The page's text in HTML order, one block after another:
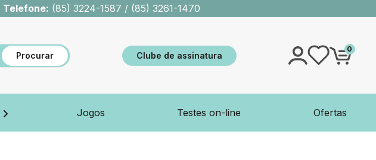
Telefone: (85) 3224-1587 / (85) 3261-1470
Procurar Clube de assinatura
0
Jogos Testes on-line Ofertas